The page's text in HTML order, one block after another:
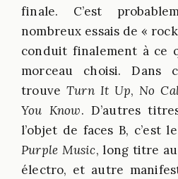
finale. C’est
nombreux essais de «
conduit finalement à ce
morceau choisi. Dans
trouve Turn It Up,No
You Know. D’autres
l’objet de faces B, c’est
Purple Music, long titre
électro, et autre